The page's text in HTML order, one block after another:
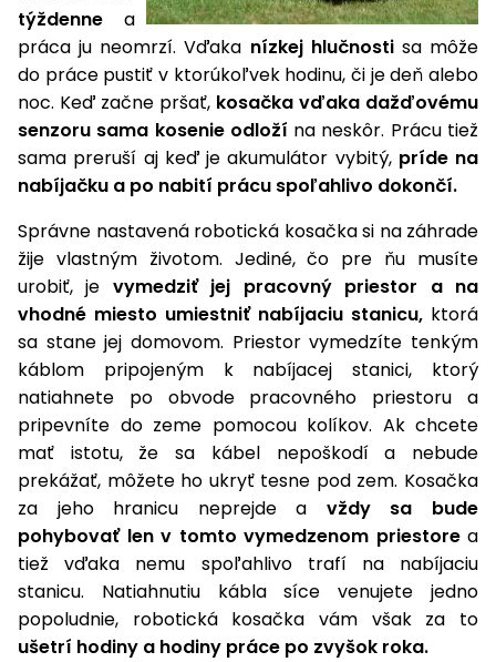
Rozmetadlá
a posypové
vozíky
a
vodárne
umývačky
Zametacie
stroje
Snežné
frézy
Odhŕňače
a lopaty
na sneh
Postrekovače
a rosiče
Príslušenstvo
Vykurovanie
Navijaky
Príslušenstvo
Bagre
týždenne a
práca ju neomrzí. Vďaka nízkej hlučnostisa môže
do práce pustiť v ktorúkoľvek hodinu, či je deň alebo
noc. Keď začne pršať, kosačka vďaka dažďovému
senzoru sama kosenie odloží na neskôr. Prácu tiež
sama preruší aj keď je akumulátor vybitý, príde na
nabíjačku a po nabití prácu spoľahlivo dokončí.
Správne nastavená robotická kosačka si na záhrade
žije vlastným životom. Jediné, čo pre ňu musíte
urobiť, je vymedziť jej pracovný priestor a na
vhodné miesto umiestniť nabíjaciu stanicu, ktorá
sa stane jej domovom. Priestor vymedzíte tenkým
káblom pripojeným k nabíjacej stanici, ktorý
natiahnete po obvode pracovného priestoru a
pripevníte do zeme pomocou kolíkov. Ak chcete
mať istotu, že sa kábel nepoškodí a nebude
prekážať, môžete ho ukryť tesne pod zem. Kosačka
za jeho hranicu neprejde a vždy sa bude
pohybovať len v tomto vymedzenom priestorea
tiež vďaka nemu spoľahlivo trafí na nabíjaciu
stanicu. Natiahnutiu kábla síce venujete jedno
popoludnie, robotická kosačka vám však za to
ušetrí hodiny a hodiny práce po zvyšok roka.